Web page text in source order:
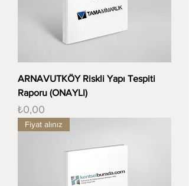
ARNAVUTKÖY Riskli Yapı Tespiti
Raporu (ONAYLI)
Fiyat
₺0,00
Fiyat alınız